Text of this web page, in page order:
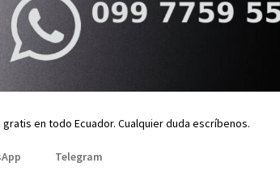
gratis en todo Ecuador. Cualquier duda escríbenos.
Telegram